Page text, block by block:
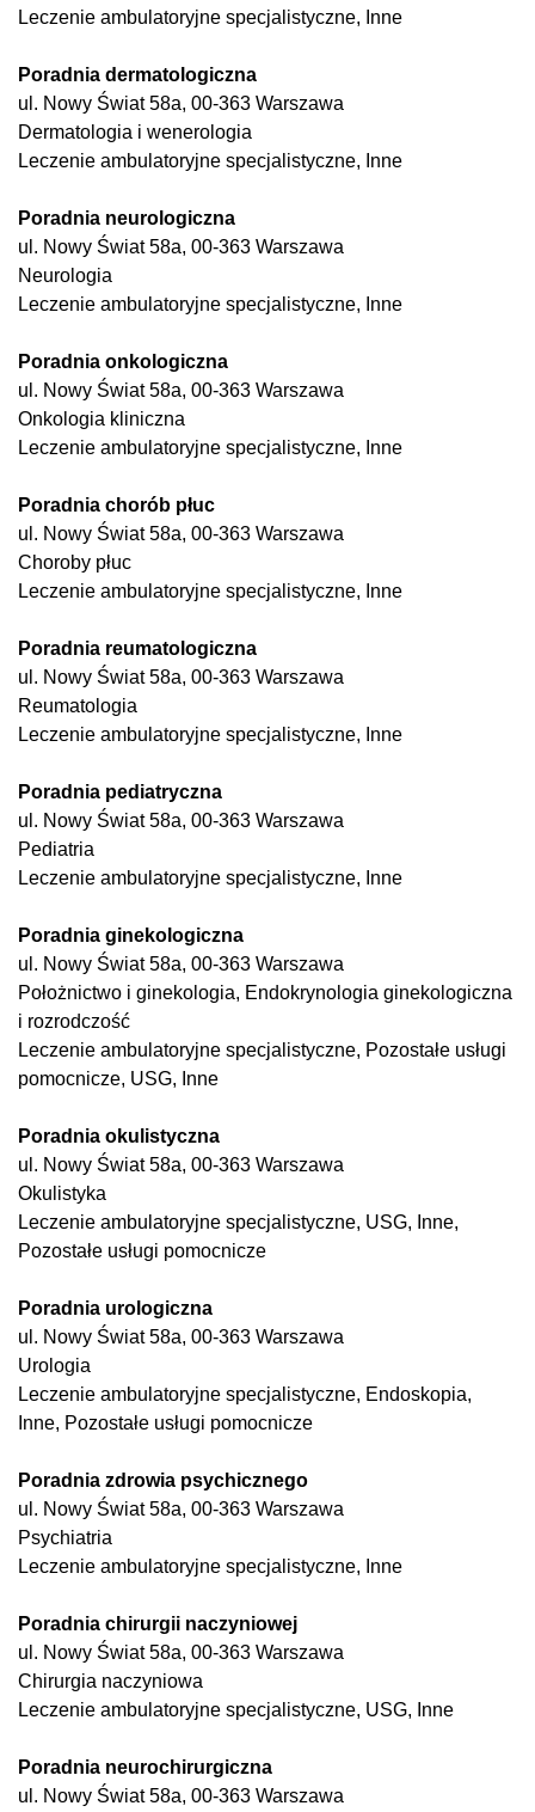
Leczenie ambulatoryjne specjalistyczne, Inne
Poradnia dermatologiczna
ul. Nowy Świat 58a, 00-363 Warszawa
Dermatologia i wenerologia
Leczenie ambulatoryjne specjalistyczne, Inne
Poradnia neurologiczna
ul. Nowy Świat 58a, 00-363 Warszawa
Neurologia
Leczenie ambulatoryjne specjalistyczne, Inne
Poradnia onkologiczna
ul. Nowy Świat 58a, 00-363 Warszawa
Onkologia kliniczna
Leczenie ambulatoryjne specjalistyczne, Inne
Poradnia chorób płuc
ul. Nowy Świat 58a, 00-363 Warszawa
Choroby płuc
Leczenie ambulatoryjne specjalistyczne, Inne
Poradnia reumatologiczna
ul. Nowy Świat 58a, 00-363 Warszawa
Reumatologia
Leczenie ambulatoryjne specjalistyczne, Inne
Poradnia pediatryczna
ul. Nowy Świat 58a, 00-363 Warszawa
Pediatria
Leczenie ambulatoryjne specjalistyczne, Inne
Poradnia ginekologiczna
ul. Nowy Świat 58a, 00-363 Warszawa
Położnictwo i ginekologia, Endokrynologia ginekologiczna
i rozrodczość
Leczenie ambulatoryjne specjalistyczne, Pozostałe usługi
pomocnicze, USG, Inne
Poradnia okulistyczna
ul. Nowy Świat 58a, 00-363 Warszawa
Okulistyka
Leczenie ambulatoryjne specjalistyczne, USG, Inne,
Pozostałe usługi pomocnicze
Poradnia urologiczna
ul. Nowy Świat 58a, 00-363 Warszawa
Urologia
Leczenie ambulatoryjne specjalistyczne, Endoskopia,
Inne, Pozostałe usługi pomocnicze
Poradnia zdrowia psychicznego
ul. Nowy Świat 58a, 00-363 Warszawa
Psychiatria
Leczenie ambulatoryjne specjalistyczne, Inne
Poradnia chirurgii naczyniowej
ul. Nowy Świat 58a, 00-363 Warszawa
Chirurgia naczyniowa
Leczenie ambulatoryjne specjalistyczne, USG, Inne
Poradnia neurochirurgiczna
ul. Nowy Świat 58a, 00-363 Warszawa